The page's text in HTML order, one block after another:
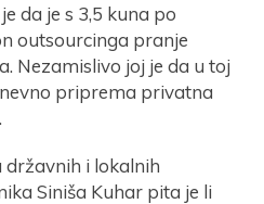
da je s 3,5 kuna po
outsourcinga pranje
Nezamislivo joj je da u toj
priprema privatna
državnih i lokalnih
Siniša Kuhar pita je li